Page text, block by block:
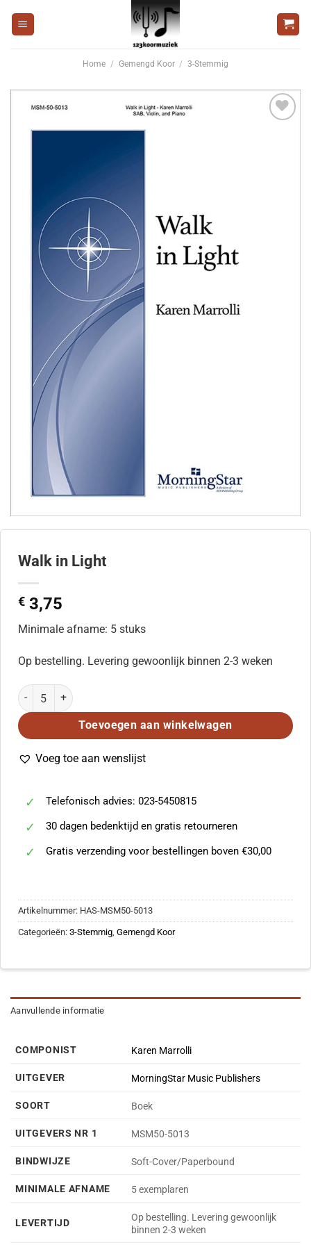
naar
Home / Gemengd Koor / 3-Stemmig
Walk in Light
€ 3,75
Minimale afname: 5 stuks
Op bestelling. Levering gewoonlijk binnen 2-3 weken
Walk in Light aantal
Toevoegen aan winkelwagen
Voeg toe aan wenslijst
Telefonisch advies: 023-5450815
30 dagen bedenktijd en gratis retourneren
Gratis verzending voor bestellingen boven €30,00
Artikelnummer: HAS-MSM50-5013
Categorieën: 3-Stemmig Gemengd Koor
Aanvullende informatie
COMPONIST Karen Marrolli
UITGEVER MorningStar Music Publishers
SOORT Boek
UITGEVERS NR 1 MSM50-5013
BINDWIJZE Soft-Cover/Paperbound
MINIMALE AFNAME 5 exemplaren
LEVERTIJD
Op bestelling. Levering gewoonlijk
binnen 2-3 weken